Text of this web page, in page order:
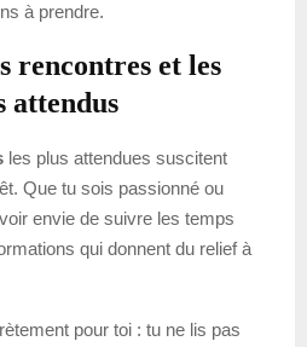
à prendre.
rencontres et les
attendus
les plus attendues suscitent
Que tu sois passionné ou
envie de suivre les temps
qui donnent du relief à
pour toi : tu ne lis pas